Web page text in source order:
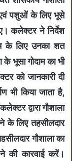
एवं पशुओं के लिए भूसे
कलेक्‍टर ने निर्देश
के लिए उनका शत
भूसा गोदाम का भी
को जानकारी दी
भी किया जाता है,
द्वारा गौशाला
के लिए तहसीलदार
गौशाला का
की कारवाई करें।